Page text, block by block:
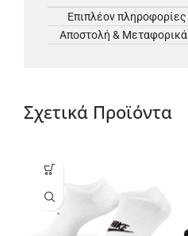
Επιπλέον πληροφορίες
Αποστολή & Μεταφορικά
Σχετικά Προϊόντα